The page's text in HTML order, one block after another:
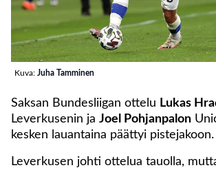
Kuva: Juha Tamminen
Saksan Bundesliigan ottelu Lukas
Leverkusenin ja Joel Pohjanpalon
kesken lauantaina päättyi pistejakoon.
Leverkusen johti ottelua tauolla,